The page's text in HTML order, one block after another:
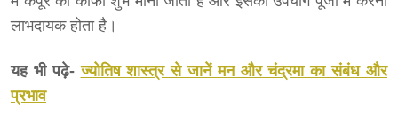
लाभदायक होता है।
यह भी पढ़े-ज्योतिष शास्त्र से जानें मन और चंद्रमा का संबंध और
प्रभाव